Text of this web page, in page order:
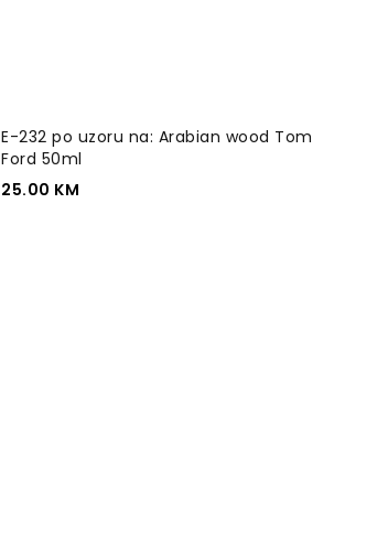
E-232 po uzoru na: Arabian wood Tom
Ford 50ml
25.00 KM